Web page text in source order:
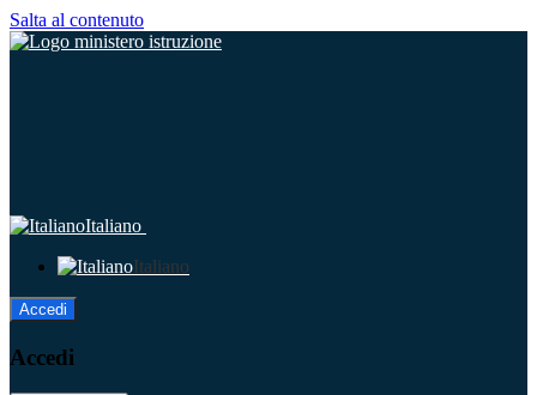
Salta al contenuto
Italiano
Italiano
Accedi
Accedi